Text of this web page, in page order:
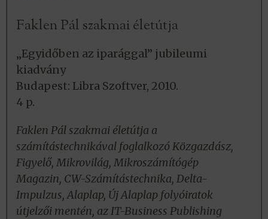
Faklen Pál szakmai életútja
„Egyidőben az iparággal” jubileumi
kiadvány
Budapest: Libra Szoftver, 2010.
4 p.
Faklen Pál szakmai életútja a
számítástechnikával foglalkozó Közgazdász,
Figyelő, Mikrovilág, Mikroszámítógép
Magazin, CW-Számítástechnika, Delta-
Impulzus, Alaplap, Új Alaplap folyóiratok
útjelzői mentén, az IT-Business Publishing